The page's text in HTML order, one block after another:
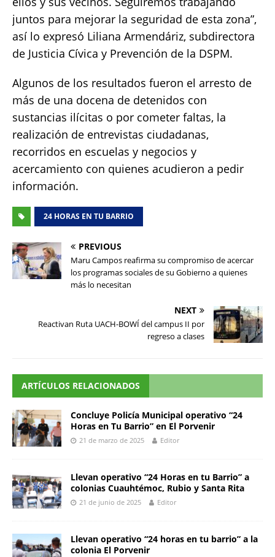
juntos para mejorar la seguridad de esta zona”,
así lo expresó Liliana Armendáriz, subdirectora
de Justicia Cívica y Prevención de la DSPM.
Algunos de los resultados fueron el arresto de
más de una docena de detenidos con
sustancias ilícitas o por cometer faltas, la
realización de entrevistas ciudadanas,
recorridos en escuelas y negocios y
acercamiento con quienes acudieron a pedir
información.
24 HORAS EN TU BARRIO
PREVIOUS
Maru Campos reafirma su compromiso de acercar
los programas sociales de su Gobierno a quienes
más lo necesitan
NEXT
Reactivan Ruta UACH-BOWÍ del campus II por
regreso a clases
ARTÍCULOS RELACIONADOS
Concluye Policía Municipal operativo “24
Horas en Tu Barrio” en El Porvenir
21 de marzo de 2025 Editor
Llevan operativo “24 Horas en tu Barrio” a
colonias Cuauhtémoc, Rubio y Santa Rita
21 de junio de 2025 Editor
Llevan operativo “24 horas en tu barrio” a la
colonia El Porvenir